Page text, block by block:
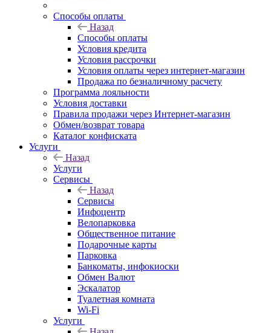
Способы оплаты
Назад
Способы оплаты
Условия кредита
Условия рассрочки
Условия оплаты через интернет-магазин
Продажа по безналичному расчету
Программа лояльности
Условия доставки
Правила продажи через Интернет-магазин
Обмен/возврат товара
Каталог конфиската
Услуги
Назад
Услуги
Сервисы
Назад
Сервисы
Инфоцентр
Велопарковка
Общественное питание
Подарочные карты
Парковка
Банкоматы, инфокиоски
Обмен Валют
Эскалатор
Туалетная комната
Wi-Fi
Услуги